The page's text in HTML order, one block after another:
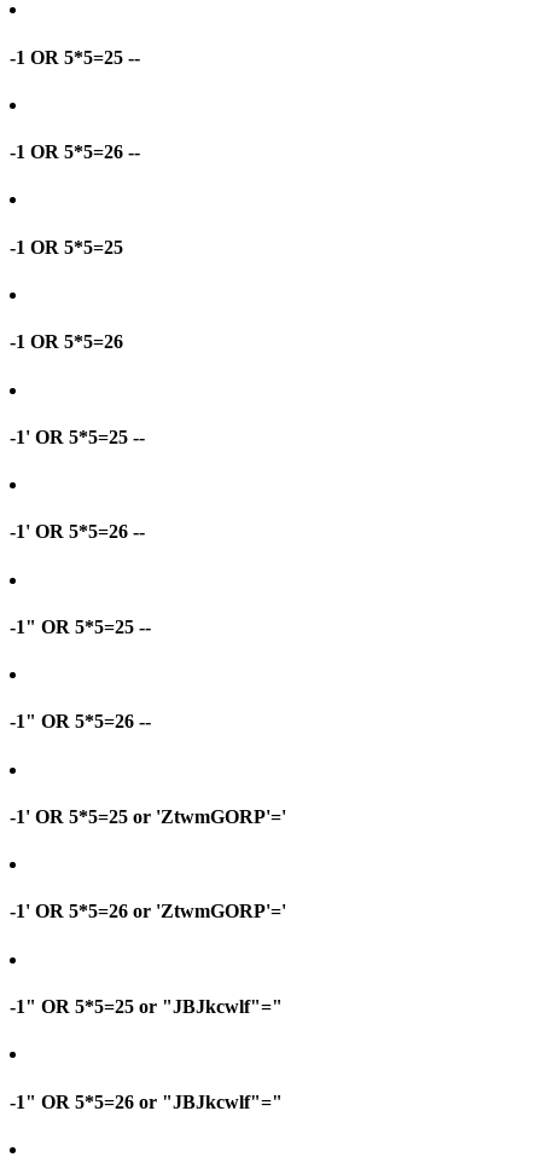
-1 OR 5*5=25 --
-1 OR 5*5=26 --
-1 OR 5*5=25
-1 OR 5*5=26
-1' OR 5*5=25 --
-1' OR 5*5=26 --
-1" OR 5*5=25 --
-1" OR 5*5=26 --
-1' OR 5*5=25 or 'ZtwmGORP'='
-1' OR 5*5=26 or 'ZtwmGORP'='
-1" OR 5*5=25 or "JBJkcwlf"="
-1" OR 5*5=26 or "JBJkcwlf"="